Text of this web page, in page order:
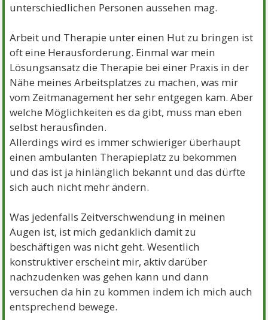
unterschiedlichen Personen aussehen mag.
Arbeit und Therapie unter einen Hut zu bringen ist
oft eine Herausforderung. Einmal war mein
Lösungsansatz die Therapie bei einer Praxis in der
Nähe meines Arbeitsplatzes zu machen, was mir
vom Zeitmanagement her sehr entgegen kam. Aber
welche Möglichkeiten es da gibt, muss man eben
selbst herausfinden.
Allerdings wird es immer schwieriger überhaupt
einen ambulanten Therapieplatz zu bekommen
und das ist ja hinlänglich bekannt und das dürfte
sich auch nicht mehr ändern.
Was jedenfalls Zeitverschwendung in meinen
Augen ist, ist mich gedanklich damit zu
beschäftigen was nicht geht. Wesentlich
konstruktiver erscheint mir, aktiv darüber
nachzudenken was gehen kann und dann
versuchen da hin zu kommen indem ich mich auch
entsprechend bewege.